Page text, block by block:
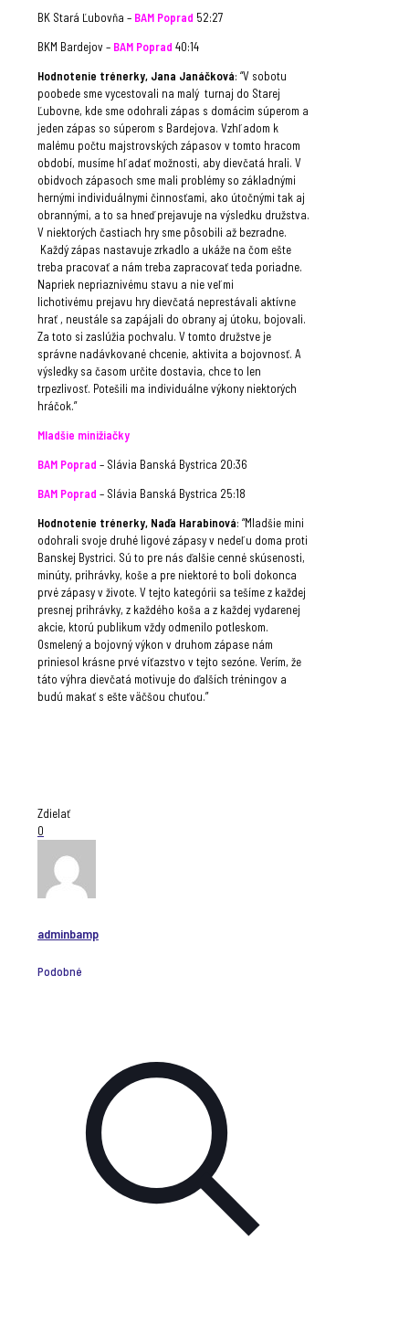
BK Stará Ľubovňa – BAM Poprad 52:27
BKM Bardejov – BAM Poprad 40:14
Hodnotenie trénerky, Jana Janáčková: “V sobotu
poobede sme vycestovali na malý turnaj do Starej
Ľubovne, kde sme odohrali zápas s domácim súperom a
jeden zápas so súperom s Bardejova. Vzhľadom k
malému počtu majstrovských zápasov v tomto hracom
období, musíme hľadať možnosti, aby dievčatá hrali. V
obidvoch zápasoch sme mali problémy so základnými
hernými individuálnymi činnosťami, ako útočnými tak aj
obrannými, a to sa hneď prejavuje na výsledku družstva.
V niektorých častiach hry sme pôsobili až bezradne.
Každý zápas nastavuje zrkadlo a ukáže na čom ešte
treba pracovať a nám treba zapracovať teda poriadne.
Napriek nepriaznivému stavu a nie veľmi
lichotivému prejavu hry dievčatá neprestávali aktívne
hrať , neustále sa zapájali do obrany aj útoku, bojovali.
Za toto si zaslúžia pochvalu. V tomto družstve je
správne nadávkované chcenie, aktivita a bojovnosť. A
výsledky sa časom určite dostavia, chce to len
trpezlivosť. Potešili ma individuálne výkony niektorých
hráčok.”
Mladšie minižiačky
BAM Poprad – Slávia Banská Bystrica 20:36
BAM Poprad – Slávia Banská Bystrica 25:18
Hodnotenie trénerky, Naďa Harabinová: “Mladšie mini
odohrali svoje druhé ligové zápasy v nedeľu doma proti
Banskej Bystrici. Sú to pre nás ďalšie cenné skúsenosti,
minúty, prihrávky, koše a pre niektoré to boli dokonca
prvé zápasy v živote. V tejto kategórii sa tešíme z každej
presnej prihrávky, z každého koša a z každej vydarenej
akcie, ktorú publikum vždy odmenilo potleskom.
Osmelený a bojovný výkon v druhom zápase nám
priniesol krásne prvé víťazstvo v tejto sezóne. Verím, že
táto výhra dievčatá motivuje do ďalších tréningov a
budú makať s ešte väčšou chuťou.”
Zdielať
0
adminbamp
Podobné